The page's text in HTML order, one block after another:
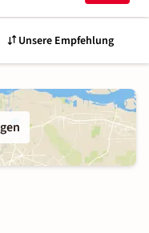
Unsere Empfehlung